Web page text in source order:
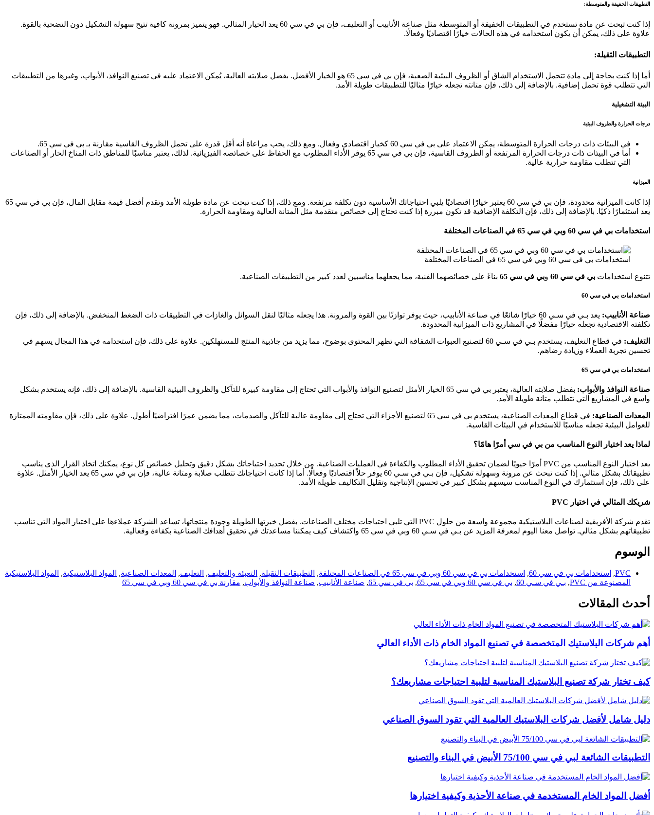
التطبيقات الخفيفة والمتوسطة:
إذا كنت تبحث عن مادة تستخدم في التطبيقات الخفيفة أو المتوسطة مثل صناعة الأنابيب أو التغليف، فإن بي في سي 60 يعد الخيار المثالي. فهو يتميز بمرونة كافية تتيح سهولة التشكيل دون التضحية بالقوة.
علاوة على ذلك، يمكن أن يكون استخدامه في هذه الحالات خيارًا اقتصاديًا وفعالًا.
التطبيقات الثقيلة:
أما إذا كنت بحاجة إلى مادة تتحمل الاستخدام الشاق أو الظروف البيئية الصعبة، فإن بي في سي 65 هو الخيار الأفضل. بفضل صلابته العالية، يُمكن الاعتماد عليه في تصنيع النوافذ، الأبواب، وغيرها من التطبيقات
التي تتطلب قوة تحمل إضافية. بالإضافة إلى ذلك، فإن متانته تجعله خيارًا مثاليًا للتطبيقات طويلة الأمد.
البيئة التشغيلية
درجات الحرارة والظروف البيئية
في البيئات ذات درجات الحرارة المتوسطة، يمكن الاعتماد على بي في سي 60 كخيار اقتصادي وفعال. ومع ذلك، يجب مراعاة أنه أقل قدرة على تحمل الظروف القاسية مقارنة بـ بي في سي 65.
أما في البيئات ذات درجات الحرارة المرتفعة أو الظروف القاسية، فإن بي في سي 65 يوفر الأداء المطلوب مع الحفاظ على خصائصه الفيزيائية. لذلك، يعتبر مناسبًا للمناطق ذات المناخ الحار أو الصناعات
التي تتطلب مقاومة حرارية عالية.
الميزانية
إذا كانت الميزانية محدودة، فإن بي في سي 60 يعتبر خيارًا اقتصاديًا يلبي احتياجاتك الأساسية دون تكلفة مرتفعة. ومع ذلك، إذا كنت تبحث عن مادة طويلة الأمد وتقدم أفضل قيمة مقابل المال، فإن بي في سي 65
يعد استثمارًا ذكيًا. بالإضافة إلى ذلك، فإن التكلفة الإضافية قد تكون مبررة إذا كنت تحتاج إلى خصائص متقدمة مثل المتانة العالية ومقاومة الحرارة.
استخدامات بي في سي 60 وبي في سي 65 في الصناعات المختلفة
استخدامات بي في سي 60 وبي في سي 65 في الصناعات المختلفة
تتنوع استخدامات بي في سي 60 وبي في سي 65 بناءً على خصائصهما الفنية، مما يجعلهما مناسبين لعدد كبير من التطبيقات الصناعية.
استخدامات بي في سي 60
صناعة الأنابيب:
يعد بـي في سـي 60 خيارًا شائعًا في صناعة الأنابيب، حيث يوفر توازنًا بين القوة والمرونة. هذا يجعله مثاليًا لنقل السوائل والغازات في التطبيقات ذات الضغط المنخفض. بالإضافة إلى ذلك، فإن
تكلفته الاقتصادية تجعله خيارًا مفضلًا في المشاريع ذات الميزانية المحدودة.
التغليف:
في قطاع التغليف، يستخدم بـي في سـي 60 لتصنيع العبوات الشفافة التي تظهر المحتوى بوضوح، مما يزيد من جاذبية المنتج للمستهلكين. علاوة على ذلك، فإن استخدامه في هذا المجال يسهم في
تحسين تجربة العملاء وزيادة رضاهم.
استخدامات بي في سي 65
صناعة النوافذ والأبواب:
بفضل صلابته العالية، يعتبر بي في سي 65 الخيار الأمثل لتصنيع النوافذ والأبواب التي تحتاج إلى مقاومة كبيرة للتآكل والظروف البيئية القاسية. بالإضافة إلى ذلك، فإنه يستخدم بشكل
واسع في المشاريع التي تتطلب متانة طويلة الأمد.
المعدات الصناعية:
في قطاع المعدات الصناعية، يستخدم بي في سي 65 لتصنيع الأجزاء التي تحتاج إلى مقاومة عالية للتآكل والصدمات، مما يضمن عمرًا افتراضيًا أطول. علاوة على ذلك، فإن مقاومته الممتازة
للعوامل البيئية تجعله مناسبًا للاستخدام في البيئات القاسية.
لماذا يعد اختيار النوع المناسب من بي في سي أمرًا هامًا؟
يعد اختيار النوع المناسب من PVC أمرًا حيويًا لضمان تحقيق الأداء المطلوب والكفاءة في العمليات الصناعية. من خلال تحديد احتياجاتك بشكل دقيق وتحليل خصائص كل نوع، يمكنك اتخاذ القرار الذي يناسب
تطبيقاتك بشكل مثالي. إذا كنت تبحث عن مرونة وسهولة تشكيل، فإن بـي في سـي 60 يوفر حلاً اقتصاديًا وفعالًا. أما إذا كانت احتياجاتك تتطلب صلابة ومتانة عالية، فإن بي في سي 65 يعد الخيار الأمثل. علاوة
على ذلك، فإن استثمارك في النوع المناسب سيسهم بشكل كبير في تحسين الإنتاجية وتقليل التكاليف طويلة الأمد.
شريكك المثالي في اختيار PVC
تقدم شركة الأفريقية لصناعات البلاستيكية مجموعة واسعة من حلول PVC التي تلبي احتياجات مختلف الصناعات. بفضل خبرتها الطويلة وجودة منتجاتها، تساعد الشركة عملاءها على اختيار المواد التي تناسب
تطبيقاتهم بشكل مثالي. تواصل معنا اليوم لمعرفة المزيد عن بـي في سـي 60 وبي في سي 65 واكتشاف كيف يمكننا مساعدتك في تحقيق أهدافك الصناعية بكفاءة وفعالية.
الوسوم
PVC
, استخدامات بي في سي 60 , استخدامات بي في سي 60 وبي في سي 65 في الصناعات المختلفة , التطبيقات الثقيلة, التعبئة والتغليف, التغليف, المعدات الصناعية, المواد البلاستيكية, المواد البلاستيكية
المصنوعة من PVC
, بـي في سـي 60 , بي في سي 60 وبي في سي 65 , بي في سي 65 , صناعة الأنابيب, صناعة النوافذ والأبواب, مقارنة بي في سي 60 وبي في سي 65
أحدث المقالات
أهم شركات البلاستيك المتخصصة في تصنيع المواد الخام ذات الأداء العالي
كيف تختار شركة تصنيع البلاستيك المناسبة لتلبية احتياجات مشاريعك؟
دليل شامل لأفضل شركات البلاستيك العالمية التي تقود السوق الصناعي
التطبيقات الشائعة لبي في سي 75/100 الأبيض في البناء والتصنيع
أفضل المواد الخام المستخدمة في صناعة الأحذية وكيفية اختيارها